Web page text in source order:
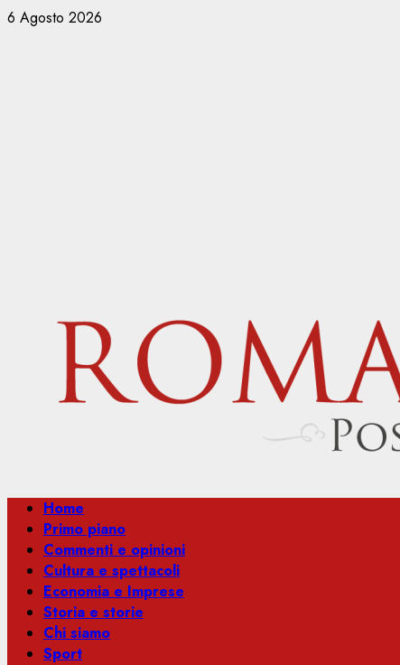
Vai
6 Agosto 2026
Menu
principale
Home
Primo piano
Commenti e opinioni
Cultura e spettacoli
Economia e Imprese
Storia e storie
Chi siamo
Sport